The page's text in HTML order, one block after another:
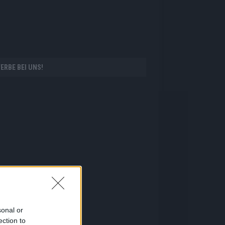
or
to
BEI UNS!